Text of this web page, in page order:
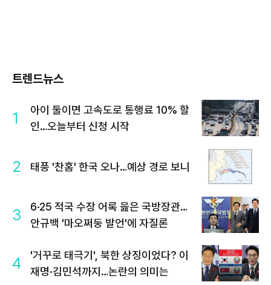
트렌드뉴스
1
아이 둘이면 고속도로 통행료 10% 할
인…오늘부터 신청 시작
2 태풍 '찬홈' 한국 오나…예상 경로 보니
3
6·25 적국 수장 어록 읊은 국방장관…
안규백 '마오쩌둥 발언'에 자질론
4
'거꾸로 태극기', 북한 상징이었다? 이
재명·김민석까지…논란의 의미는